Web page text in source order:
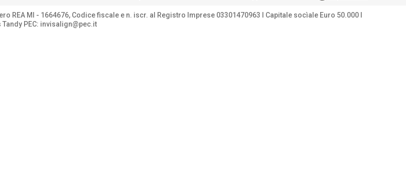
Ml - 1664676, Codice fiscale e n. iscr. al Registro Imprese 03301470963 I Capitale socìale Euro 50.000 I
PEC: invisalign@pec.it